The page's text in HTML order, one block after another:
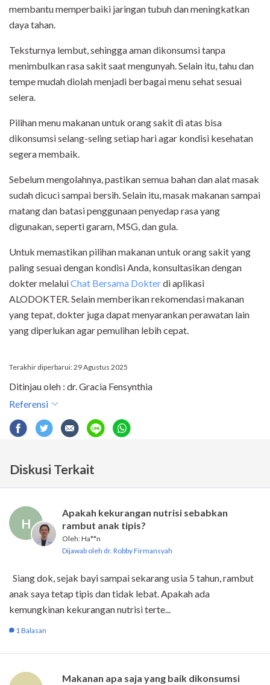
membantu memperbaiki jaringan tubuh dan meningkatkan
daya tahan.
Teksturnya lembut, sehingga aman dikonsumsi tanpa
menimbulkan rasa sakit saat mengunyah. Selain itu, tahu dan
tempe mudah diolah menjadi berbagai menu sehat sesuai
selera.
Pilihan menu makanan untuk orang sakit di atas bisa
dikonsumsi selang-seling setiap hari agar kondisi kesehatan
segera membaik.
Sebelum mengolahnya, pastikan semua bahan dan alat masak
sudah dicuci sampai bersih. Selain itu, masak makanan sampai
matang dan batasi penggunaan penyedap rasa yang
digunakan, seperti garam, MSG, dan gula.
Untuk memastikan pilihan makanan untuk orang sakit yang
paling sesuai dengan kondisi Anda, konsultasikan dengan
dokter melaluiChat Bersama Dokterdi aplikasi
ALODOKTER. Selain memberikan rekomendasi makanan
yang tepat, dokter juga dapat menyarankan perawatan lain
yang diperlukan agar pemulihan lebih cepat.
Terakhir diperbarui: 29 Agustus 2025